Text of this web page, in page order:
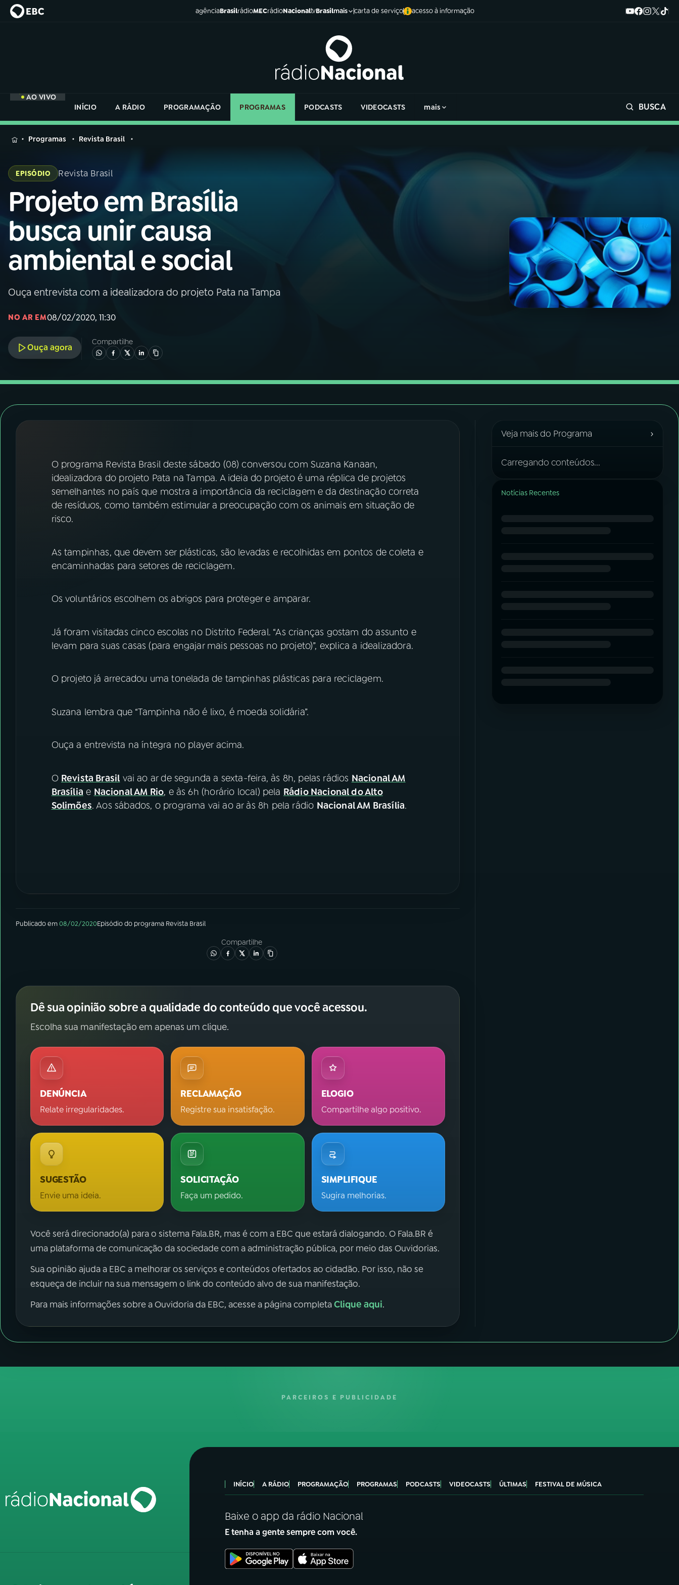
agênciaBrasilrádioMECrádioNacionaltvBrasilmais carta de serviço acesso à informação
AO VIVO
INÍCIO
A RÁDIO PROGRAMAÇÃO PROGRAMAS PODCASTS VIDEOCASTS mais BUSCA
MENU
Buscar
na
Rádio
Nacional
AO VIVO
01INÍCIO
A RÁDIO
03PROGRAMAÇÃO
PROGRAMAS
FESTIVAL DE MÚSICA
ACOMPANHE A RÁDIO NACIONAL
Instagram X
na
Rádio
Programas Revista Brasil
EPISÓDIO Revista Brasil
Projeto em Brasília
busca unir causa
ambiental e social
Ouça entrevista com a idealizadora do projeto Pata na Tampa
NO AR EM08/02/2020, 11:30
Ouça agora
Compartilhe
O programa Revista Brasil deste sábado (08) conversou com Suzana Kanaan,
idealizadora do projeto Pata na Tampa. A ideia do projeto é uma réplica de projetos
semelhantes no país que mostra a importância da reciclagem e da destinação correta
de resíduos, como também estimular a preocupação com os animais em situação de
risco.
As tampinhas, que devem ser plásticas, são levadas e recolhidas em pontos de coleta e
encaminhadas para setores de reciclagem.
Os voluntários escolhem os abrigos para proteger e amparar.
Já foram visitadas cinco escolas no Distrito Federal. “As crianças gostam do assunto e
levam para suas casas (para engajar mais pessoas no projeto)”, explica a idealizadora.
O projeto já arrecadou uma tonelada de tampinhas plásticas para reciclagem.
Suzana lembra que “Tampinha não é lixo, é moeda solidária”.
Ouça a entrevista na íntegra no player acima.
O Revista Brasil vai ao ar de segunda a sexta-feira, às 8h, pelas rádios Nacional AM
Brasília e Nacional AM Rio, e às 6h (horário local) pela Rádio Nacional do Alto
Solimões. Aos sábados, o programa vai ao ar às 8h pela rádio Nacional AM Brasília.
Publicado em08/02/2020Episódiodo programa Revista Brasil
Compartilhe
Dê sua opinião sobre a qualidade do conteúdo que você acessou.
Escolha sua manifestação em apenas um clique.
DENÚNCIA
Relate irregularidades.
RECLAMAÇÃO
Registre sua insatisfação.
ELOGIO
Compartilhe algo positivo.
SUGESTÃO
Envie uma ideia.
SOLICITAÇÃO
Faça um pedido.
SIMPLIFIQUE
Sugira melhorias.
Você será direcionado(a) para o sistema Fala.BR, mas é com a EBC que estará dialogando. O Fala.BR é
uma plataforma de comunicação da sociedade com a administração pública, por meio das Ouvidorias.
Sua opinião ajuda a EBC a melhorar os serviços e conteúdos ofertados ao cidadão. Por isso, não se
esqueça de incluir na sua mensagem o link do conteúdo alvo de sua manifestação.
Para mais informações sobre a Ouvidoria da EBC, acesse a página completaClique aqui.
Veja mais do Programa ›
Carregando conteúdos...
Notícias Recentes
PARCEIROS E PUBLICIDADE
INÍCIO A RÁDIO PROGRAMAÇÃO PROGRAMAS PODCASTS VIDEOCASTS ÚLTIMAS FESTIVAL DE MÚSICA
Baixe o app da rádio Nacional
E tenha a gente sempre com você.